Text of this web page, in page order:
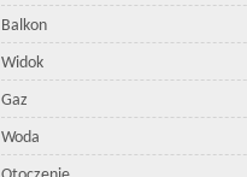
Balkon
Widok
Gaz
Woda